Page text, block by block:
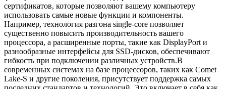
сертификатов, которые позволяют вашему компьютеру
использовать самые новые функции и компоненты.
Например, технология разгона single-core позволяет
существенно повысить производительность вашего
процессора, а расширенные порты, такие как DisplayPort и
разнообразные интерфейсы для SSD-дисков, обеспечивают
гибкость при подключении различных устройств.В
современных системах на базе процессоров, таких как Comet
Lake-S и другие поколения, присутствует поддержка самых